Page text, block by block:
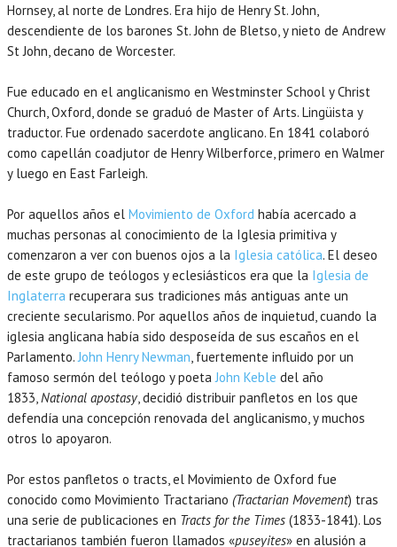
Hornsey, al norte de Londres. Era hijo de Henry St. John,
descendiente de los barones St. John de Bletso, y nieto de Andrew
St John, decano de Worcester.
Fue educado en el anglicanismo en Westminster School y Christ
Church, Oxford, donde se graduó de Master of Arts. Lingüista y
traductor. Fue ordenado sacerdote anglicano. En 1841 colaboró
como capellán coadjutor de Henry Wilberforce, primero en Walmer
y luego en East Farleigh.
Por aquellos años el Movimiento de Oxford había acercado a
muchas personas al conocimiento de la Iglesia primitiva y
comenzaron a ver con buenos ojos a la Iglesia católica. El deseo
de este grupo de teólogos y eclesiásticos era que la Iglesia de
Inglaterra recuperara sus tradiciones más antiguas ante un
creciente secularismo. Por aquellos años de inquietud, cuando la
iglesia anglicana había sido desposeída de sus escaños en el
Parlamento.John Henry Newman, fuertemente influido por un
famoso sermón del teólogo y poetaJohn Keble del año
1833,National apostasy, decidió distribuir panfletos en los que
defendía una concepción renovada del anglicanismo, y muchos
otros lo apoyaron.
Por estos panfletos o tracts, el Movimiento de Oxford fue
conocido como Movimiento Tractariano (Tractarian Movement) tras
una serie de publicaciones en Tracts for the Times (1833-1841). Los
tractarianos también fueron llamados «puseyites» en alusión a